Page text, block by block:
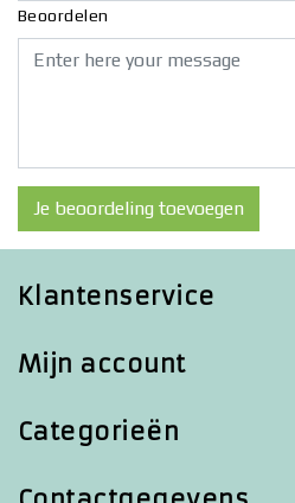
Beoordelen
Je beoordeling toevoegen
Klantenservice
Mijn account
Categorieën